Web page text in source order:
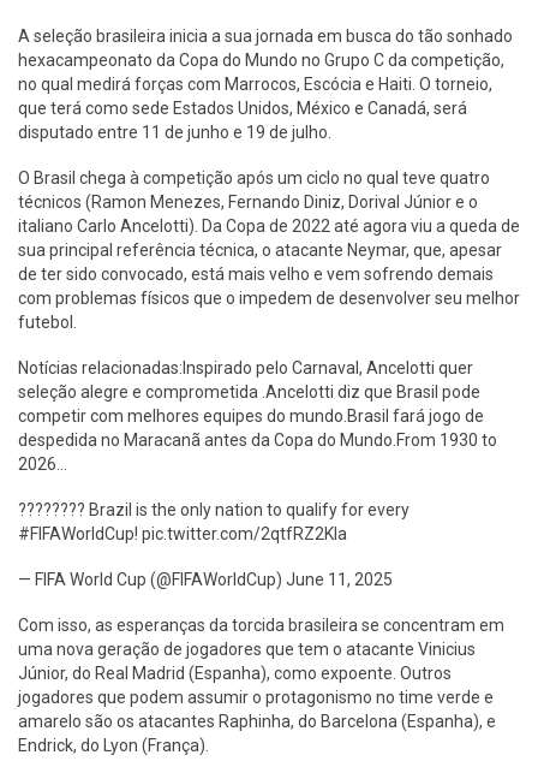
A seleção brasileira inicia a sua jornada em busca do tão sonhado
hexacampeonato da Copa do Mundo no Grupo C da competição,
no qual medirá forças com Marrocos, Escócia e Haiti. O torneio,
que terá como sede Estados Unidos, México e Canadá, será
disputado entre 11 de junho e 19 de julho.
O Brasil chega à competição após um ciclo no qual teve quatro
técnicos (Ramon Menezes, Fernando Diniz, Dorival Júnior e o
italiano Carlo Ancelotti). Da Copa de 2022 até agora viu a queda de
sua principal referência técnica, o atacante Neymar, que, apesar
de ter sido convocado, está mais velho e vem sofrendo demais
com problemas físicos que o impedem de desenvolver seu melhor
futebol.
Notícias relacionadas:Inspirado pelo Carnaval, Ancelotti quer
seleção alegre e comprometida .Ancelotti diz que Brasil pode
competir com melhores equipes do mundo.Brasil fará jogo de
despedida no Maracanã antes da Copa do Mundo.From 1930 to
2026...
???????? Brazil is the only nation to qualify for every
#FIFAWorldCup! pic.twitter.com/2qtfRZ2Kla
— FIFA World Cup (@FIFAWorldCup) June 11, 2025
Com isso, as esperanças da torcida brasileira se concentram em
uma nova geração de jogadores que tem o atacante Vinicius
Júnior, do Real Madrid (Espanha), como expoente. Outros
jogadores que podem assumir o protagonismo no time verde e
amarelo são os atacantes Raphinha, do Barcelona (Espanha), e
Endrick, do Lyon (França).